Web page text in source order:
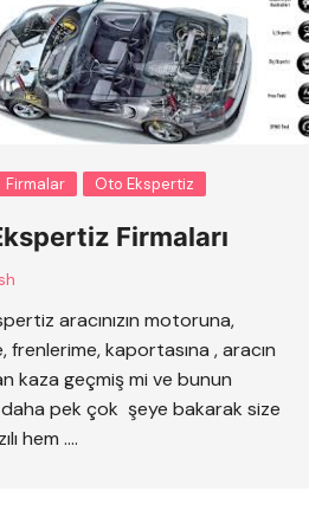
Firmalar Oto Ekspertiz
Firmaları
aracınızın motoruna,
frenlerime, kaportasına , aracın
kaza geçmiş mi ve bunun
daha pek çok şeye bakarak size
hem ….